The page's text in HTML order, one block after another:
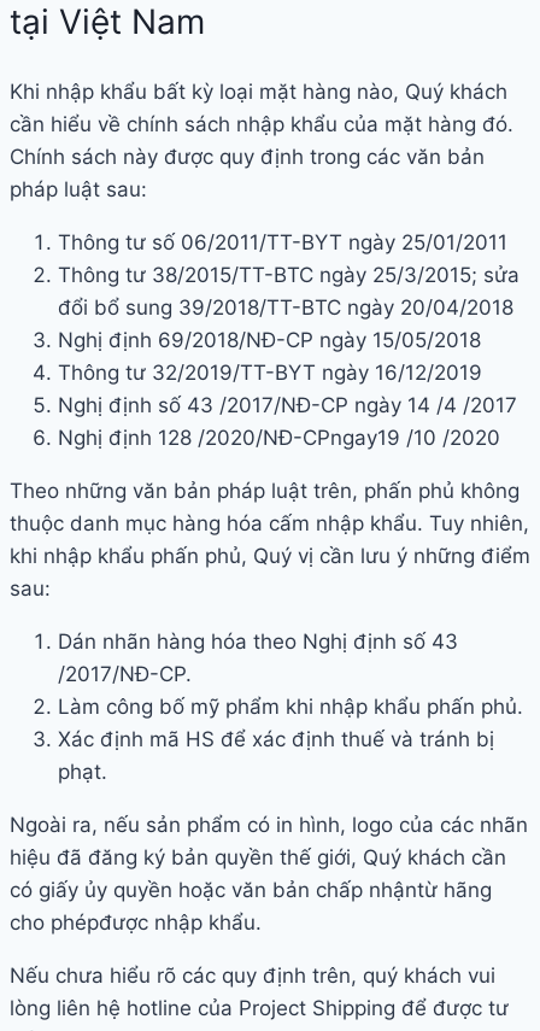
tại Việt Nam
Khi nhập khẩu bất kỳ loại mặt hàng nào, Quý khách
cần hiểu về chính sách nhập khẩu của mặt hàng đó.
Chính sách này được quy định trong các văn bản
pháp luật sau:
Thông tư số 06/2011/TT-BYT ngày 25/01/2011
Thông tư 38/2015/TT-BTC ngày 25/3/2015; sửa
đổi bổ sung 39/2018/TT-BTC ngày 20/04/2018
Nghị định 69/2018/NĐ-CP ngày 15/05/2018
Thông tư 32/2019/TT-BYT ngày 16/12/2019
Nghị định số 43 /2017/NĐ-CP ngày 14 /4 /2017
Nghị định 128 /2020/NĐ-CPngay19 /10 /2020
Theo những văn bản pháp luật trên, phấn phủ không
thuộc danh mục hàng hóa cấm nhập khẩu. Tuy nhiên,
khi nhập khẩu phấn phủ, Quý vị cần lưu ý những điểm
sau:
Dán nhãn hàng hóa theo Nghị định số 43
/2017/NĐ-CP.
Làm công bố mỹ phẩm khi nhập khẩu phấn phủ.
Xác định mã HS để xác định thuế và tránh bị
phạt.
Ngoài ra, nếu sản phẩm có in hình, logo của các nhãn
hiệu đã đăng ký bản quyền thế giới, Quý khách cần
có giấy ủy quyền hoặc văn bản chấp nhậntừ hãng
cho phépđược nhập khẩu.
Nếu chưa hiểu rõ các quy định trên, quý khách vui
lòng liên hệ hotline của Project Shipping để được tư